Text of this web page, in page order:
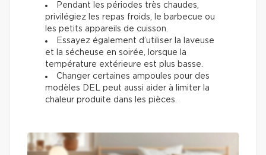
Pendant les périodes très chaudes,
privilégiez les repas froids, le barbecue ou
les petits appareils de cuisson.
Essayez également d’utiliser la laveuse
et la sécheuse en soirée, lorsque la
température extérieure est plus basse.
Changer certaines ampoules pour des
modèles DEL peut aussi aider à limiter la
chaleur produite dans les pièces.